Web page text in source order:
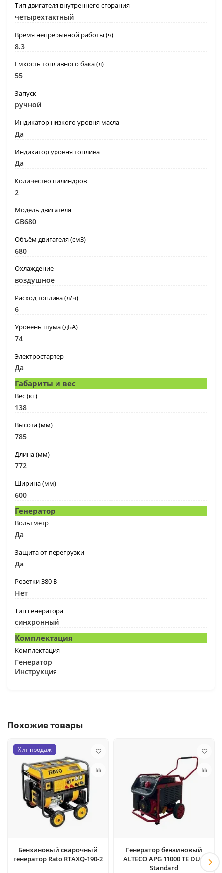
Тип двигателя внутреннего сгорания
четырехтактный
Время непрерывной работы (ч)
8.3
Ёмкость топливного бака (л)
55
Запуск
ручной
Индикатор низкого уровня масла
Да
Индикатор уровня топлива
Да
Количество цилиндров
2
Модель двигателя
GB680
Объём двигателя (см3)
680
Охлаждение
воздушное
Расход топлива (л/ч)
6
Уровень шума (дБА)
74
Электростартер
Да
Габариты и вес
Вес (кг)
138
Высота (мм)
785
Длина (мм)
772
Ширина (мм)
600
Генератор
Вольтметр
Да
Защита от перегрузки
Да
Розетки 380 В
Нет
Тип генератора
синхронный
Комплектация
Комплектация
Генератор
Инструкция
Похожие товары
Хит продаж
Бензиновый сварочный
генератор Rato RTAXQ-190-2
Генератор бензиновый
ALTECO APG 11000 TE DUO
Standard